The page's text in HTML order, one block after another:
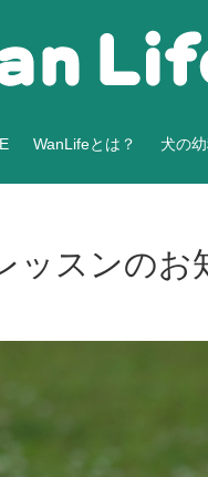
WanLifeとは？ 犬の
ッスンのお